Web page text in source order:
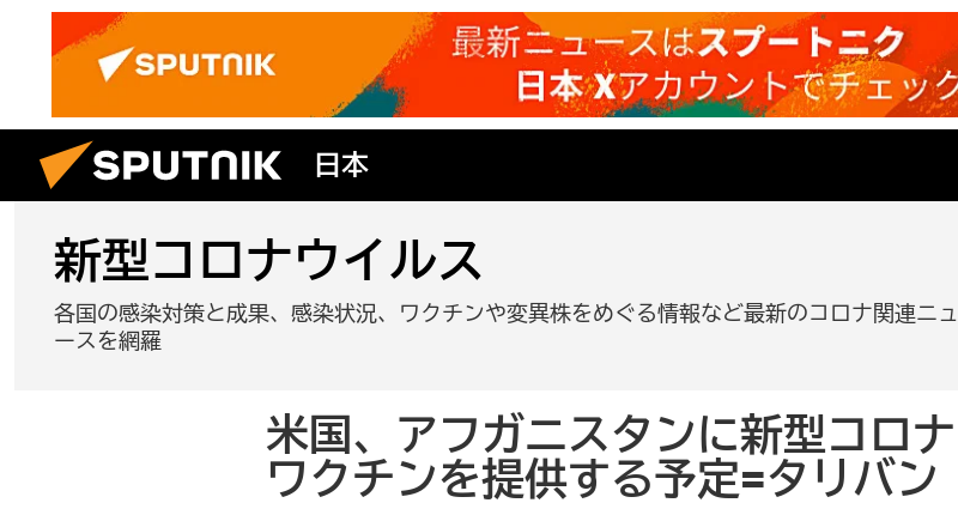
日本
新型コロナウイルス
各国の感染対策と成果、感染状況、ワクチンや変異株をめぐる情報など最新のコロナ関連ニュ
ースを網羅
米国、アフガニスタンに新型コロナ
ワクチンを提供する予定=タリバン